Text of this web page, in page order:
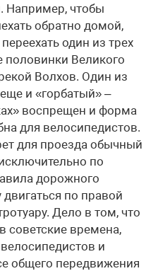
Например, чтобы
обратно домой,
один из трех
Великого
Волхов. Один из
и «горбатый» –
воспрещен и форма
для велосипедистов.
для проезда обычный
по
дорожного
по правой
Дело в том, что
советские времена,
и
общего передвижения